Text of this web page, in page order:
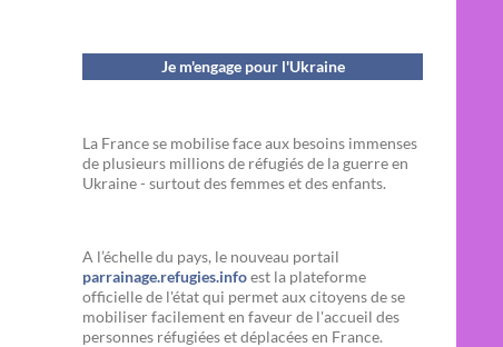
Je m'engage pour l'Ukraine
La France se mobilise face aux besoins immenses
de plusieurs millions de réfugiés de la guerre en
Ukraine - surtout des femmes et des enfants.
A l’échelle du pays, le nouveau portail
parrainage.refugies.infoest la plateforme
officielle de l'état qui permet aux citoyens de se
mobiliser facilement en faveur de l'accueil des
personnes réfugiées et déplacées en France.